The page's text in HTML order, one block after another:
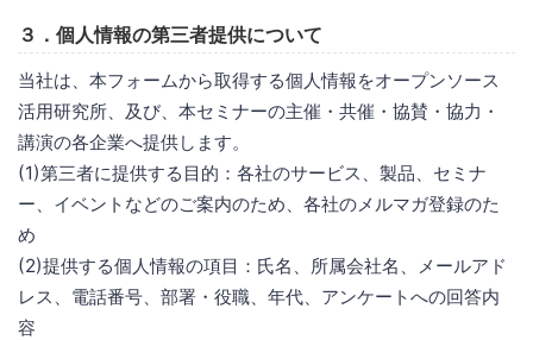
３．個人情報の第三者提供について
当社は、本フォームから取得する個人情報をオープンソース
活用研究所、及び、本セミナーの主催・共催・協賛・協力・
講演の各企業へ提供します。
(1)第三者に提供する目的：各社のサービス、製品、セミナ
ー、イベントなどのご案内のため、各社のメルマガ登録のた
め
(2)提供する個人情報の項目：氏名、所属会社名、メールアド
レス、電話番号、部署・役職、年代、アンケートへの回答内
容